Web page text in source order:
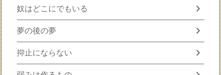
奴はどこにでもいる chevron_right
夢の後の夢 chevron_right
抑止にならない chevron_right